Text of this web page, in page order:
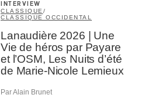
INTERVIEW
CLASSIQUE /
CLASSIQUE OCCIDENTAL
Lanaudière 2026 | Une
Vie de héros par Payare
et l’OSM, Les Nuits d’été
de Marie-Nicole Lemieux
Par Alain Brunet